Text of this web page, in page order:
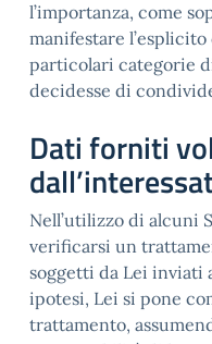
l’importanza, come
manifestare
particolari categorie
decidesse di
Dati forniti
Nell’utilizzo di alcuni
verificarsi un
soggetti da Lei inviati
ipotesi, Lei si pone
trattamento,